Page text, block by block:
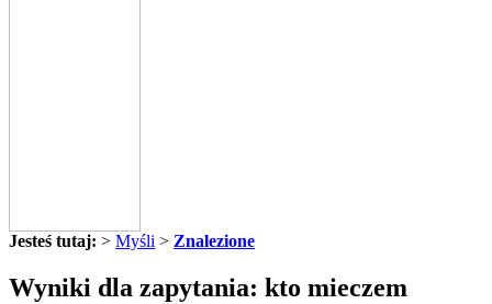
Jesteś tutaj: > Myśli > Znalezione
Wyniki dla zapytania: kto mieczem